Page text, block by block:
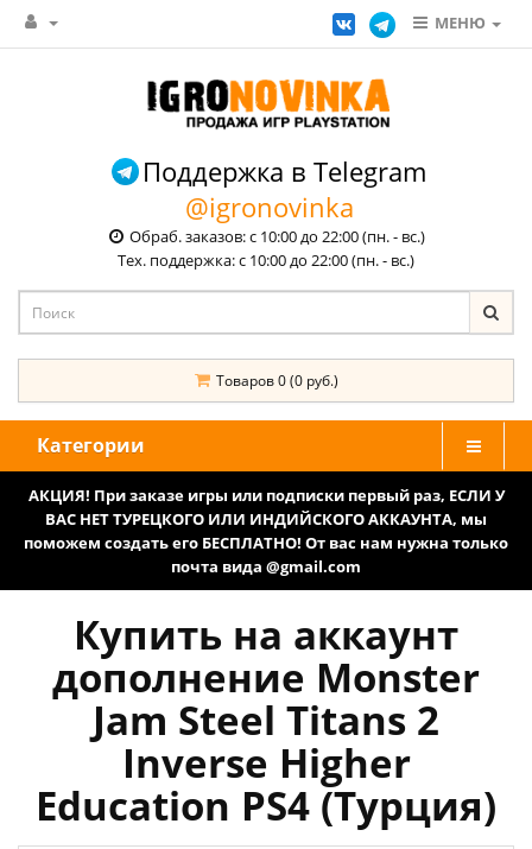
МЕНЮ
Поддержка в Telegram
@igronovinka
Обраб. заказов: с 10:00 до 22:00 (пн. - вс.)
Тех. поддержка: с 10:00 до 22:00 (пн. - вс.)
Товаров 0 (0 руб.)
Категории
АКЦИЯ! При заказе игры или подписки первый раз, ЕСЛИ У
ВАС НЕТ ТУРЕЦКОГО ИЛИ ИНДИЙСКОГО АККАУНТА, мы
поможем создать его БЕСПЛАТНО! От вас нам нужна только
почта вида @gmail.com
Купить на аккаунт
дополнение Monster
Jam Steel Titans 2
Inverse Higher
Education PS4 (Турция)